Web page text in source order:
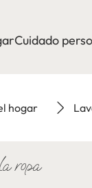
Cuidado
hogar
ropa